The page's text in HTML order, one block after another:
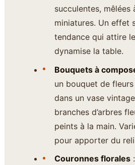
succulentes,
miniatures. Un effet
tendance qui attire
dynamise la table.
Bouquets à
un bouquet de
dans un vase
branches d’arbres
peints à la main.
pour apporter du
Couronnes florales: